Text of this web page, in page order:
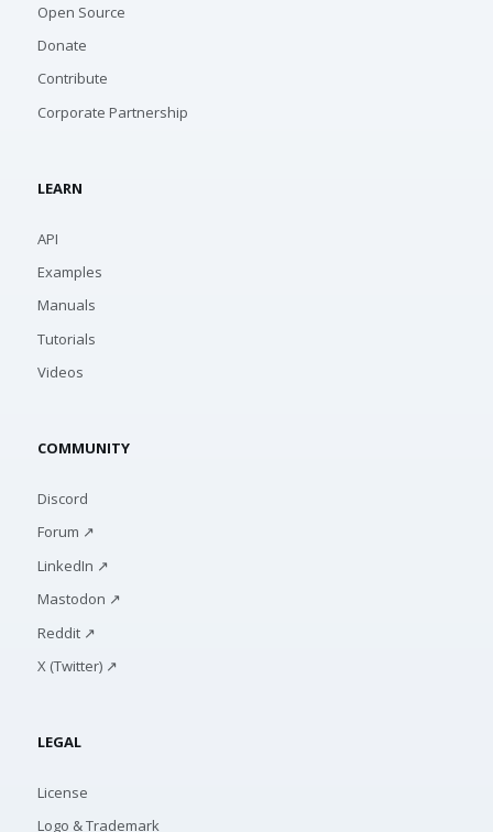
Open Source
Donate
Contribute
Corporate Partnership
LEARN
API
Examples
Manuals
Tutorials
Videos
COMMUNITY
Discord
Forum ↗
LinkedIn ↗
Mastodon ↗
Reddit ↗
X (Twitter) ↗
LEGAL
License
Logo & Trademark